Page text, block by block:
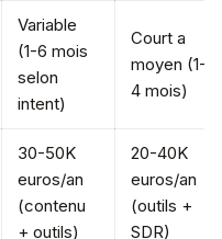
Variable
(1-6 mois
selon
intent)
Court a
moyen (1-
4 mois)
30-50K
euros/an
(contenu
+ outils)
20-40K
euros/an
(outils +
SDR)